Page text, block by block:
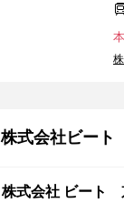
株式会社ビー
株式会社 ビート